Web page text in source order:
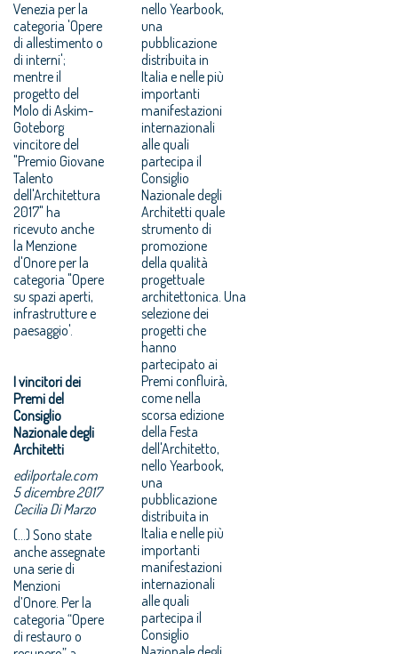
Venezia per la
categoria 'Opere
di allestimento o
di interni';
mentre il
progetto del
Molo di Askim-
Goteborg
vincitore del
"Premio Giovane
Talento
dell'Architettura
2017" ha
ricevuto anche
la Menzione
d'Onore per la
categoria "Opere
su spazi aperti,
infrastrutture e
paesaggio'.
I vincitori dei
Premi del
Consiglio
Nazionale degli
Architetti
edilportale.com
5 dicembre 2017
Cecilia Di Marzo
(...) Sono state
anche assegnate
una serie di
Menzioni
d’Onore. Per la
categoria “Opere
di restauro o
nello Yearbook,
una
pubblicazione
distribuita in
Italia e nelle più
importanti
manifestazioni
internazionali
alle quali
partecipa il
Consiglio
Nazionale degli
Architetti quale
strumento di
promozione
della qualità
progettuale
architettonica. Una
selezione dei
progetti che
hanno
partecipato ai
Premi confluirà,
come nella
scorsa edizione
della Festa
dell'Architetto,
nello Yearbook,
una
pubblicazione
distribuita in
Italia e nelle più
importanti
manifestazioni
internazionali
alle quali
partecipa il
Consiglio